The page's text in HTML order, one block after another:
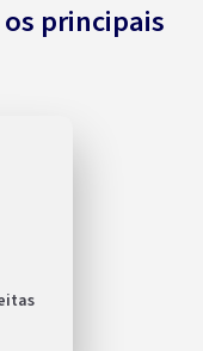
principais